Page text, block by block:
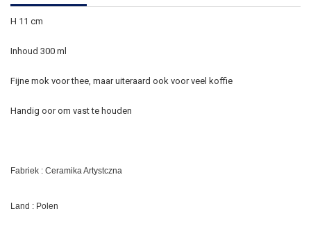
H 11 cm
Inhoud 300 ml
Fijne mok voor thee, maar uiteraard ook voor veel koffie
Handig oor om vast te houden
Fabriek : Ceramika Artystczna
Land : Polen